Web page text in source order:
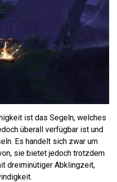
ist das Segeln, welches
überall verfügbar ist und
Es handelt sich zwar um
sie bietet jedoch trotzdem
dreiminütiger Abklingzeit,